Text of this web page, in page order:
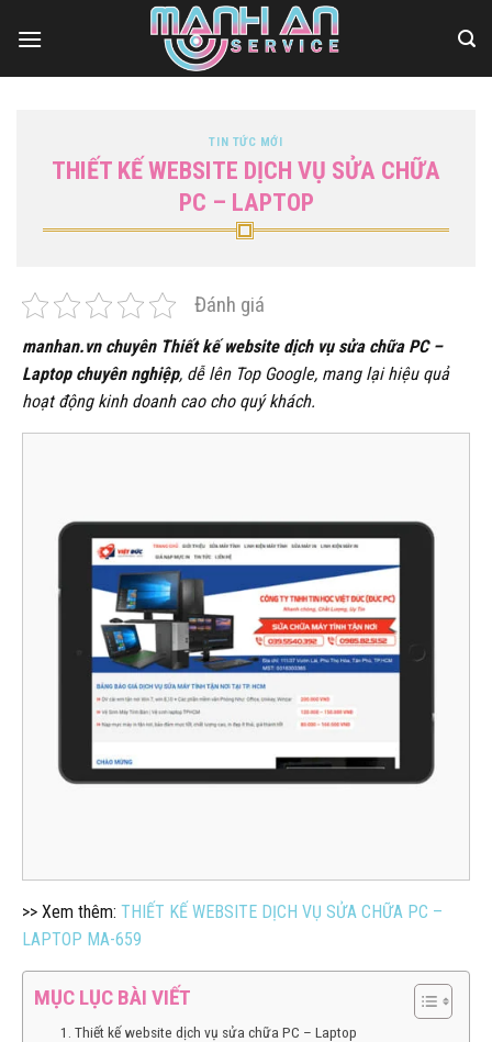
qua
TIN TỨC MỚI
THIẾT KẾ WEBSITE DỊCH VỤ SỬA CHỮA
PC – LAPTOP
Đánh giá
manhan.vn chuyên Thiết kế website dịch vụ sửa chữa PC –
Laptop chuyên nghiệp, dễ lên Top Google, mang lại hiệu quả
hoạt động kinh doanh cao cho quý khách.
>> Xem thêm: THIẾT KẾ WEBSITE DỊCH VỤ SỬA CHỮA PC –
LAPTOP MA-659
MỤC LỤC BÀI VIẾT
1. Thiết kế website dịch vụ sửa chữa PC – Laptop